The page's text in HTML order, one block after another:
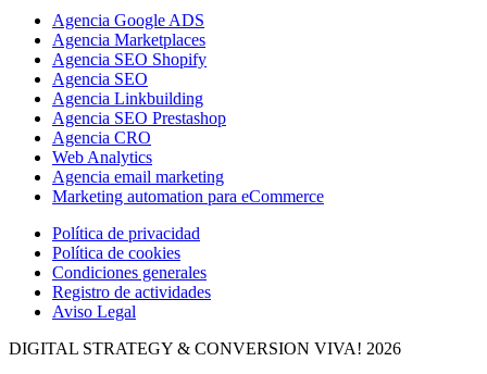
Agencia Google ADS
Agencia Marketplaces
Agencia SEO Shopify
Agencia SEO
Agencia Linkbuilding
Agencia SEO Prestashop
Agencia CRO
Web Analytics
Agencia email marketing
Marketing automation para eCommerce
Política de privacidad
Política de cookies
Condiciones generales
Registro de actividades
Aviso Legal
DIGITAL STRATEGY & CONVERSION VIVA! 2026